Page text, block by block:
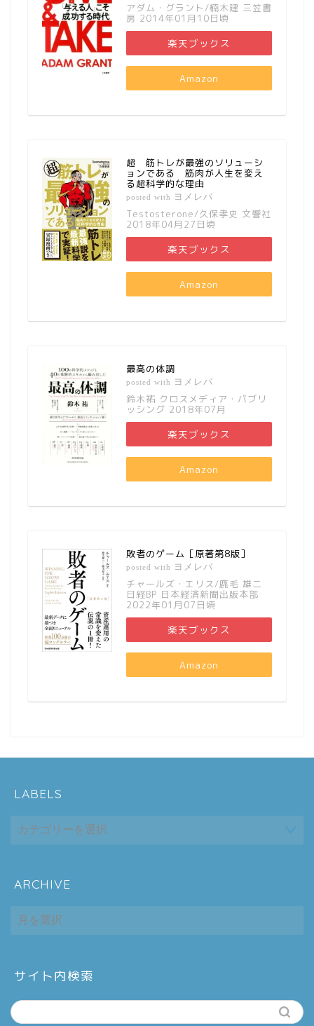
アダム・グラント/楠木建 三笠書
房 2014年01月10日頃
楽天ブックス
Amazon
超 筋トレが最強のソリューシ
ョンである 筋肉が人生を変え
る超科学的な理由
posted with ヨメレバ
Testosterone/久保孝史 文響社
2018年04月27日頃
楽天ブックス
Amazon
最高の体調
posted with ヨメレバ
鈴木祐 クロスメディア・パブリ
ッシング 2018年07月
楽天ブックス
Amazon
敗者のゲーム［原著第8版］
posted with ヨメレバ
チャールズ・エリス/鹿毛 雄二
日経BP 日本経済新聞出版本部
2022年01月07日頃
楽天ブックス
Amazon
LABELS
ARCHIVE
ARCHIVE
サイト内検索